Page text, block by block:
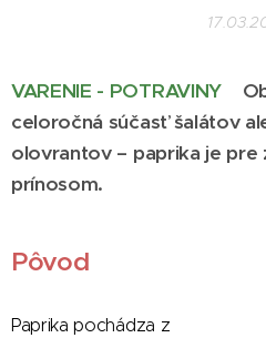
VARENIE - POTRAVINY
celoročná súčasť šalátov
olovrantov – paprika je
prínosom.
Pôvod
Paprika pochádza z